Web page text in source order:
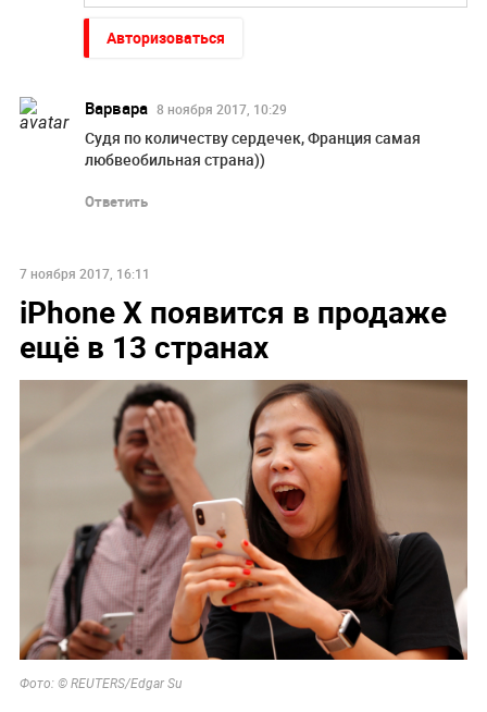
Авторизоваться
Варвара 8 ноября 2017, 10:29
Судя по количеству сердечек, Франция самая
любвеобильная страна))
Ответить
7 ноября 2017, 16:11
iPhone X появится в продаже
ещё в 13 странах
Фото: © REUTERS/Edgar Su